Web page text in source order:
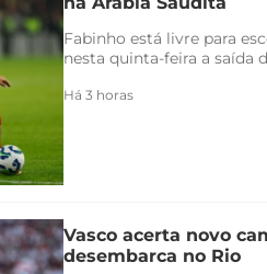
Fabinho está livre para
nesta quinta-feira a saída
Há 3 horas
Vasco acerta novo
desembarca no Rio